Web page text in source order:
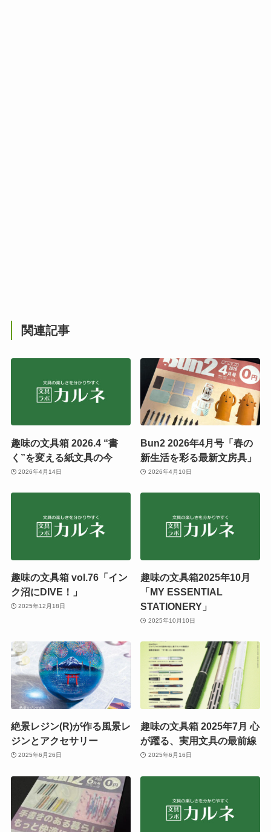
関連記事
趣味の文具箱 2026.4 “書
く”を変える紙文具の今
2026年4月14日
Bun2 2026年4月号「春の
新生活を彩る最新文房具」
2026年4月10日
趣味の文具箱 vol.76「イン
ク沼にDIVE！」
2025年12月18日
趣味の文具箱2025年10月
「MY ESSENTIAL
STATIONERY」
2025年10月10日
絶景レジン(R)が作る風景レ
ジンとアクセサリー
2025年6月26日
趣味の文具箱 2025年7月 心
が躍る、実用文具の最前線
2025年6月16日